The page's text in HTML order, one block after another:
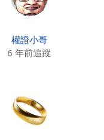
權證小哥
6 年前追蹤